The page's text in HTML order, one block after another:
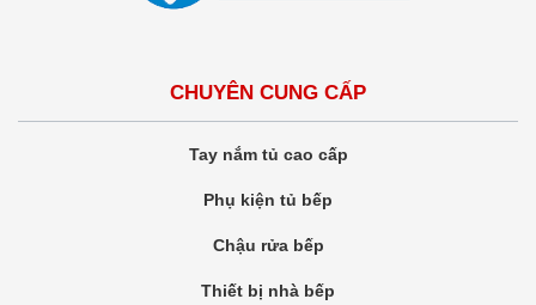
CHUYÊN CUNG CẤP
Tay nắm tủ cao cấp
Phụ kiện tủ bếp
Chậu rửa bếp
Thiết bị nhà bếp